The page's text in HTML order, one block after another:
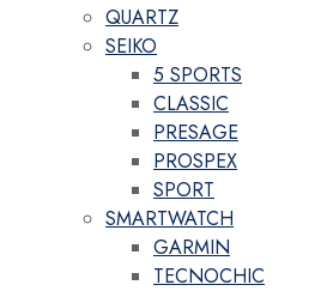
QUARTZ
SEIKO
5 SPORTS
CLASSIC
PRESAGE
PROSPEX
SPORT
SMARTWATCH
GARMIN
TECNOCHIC